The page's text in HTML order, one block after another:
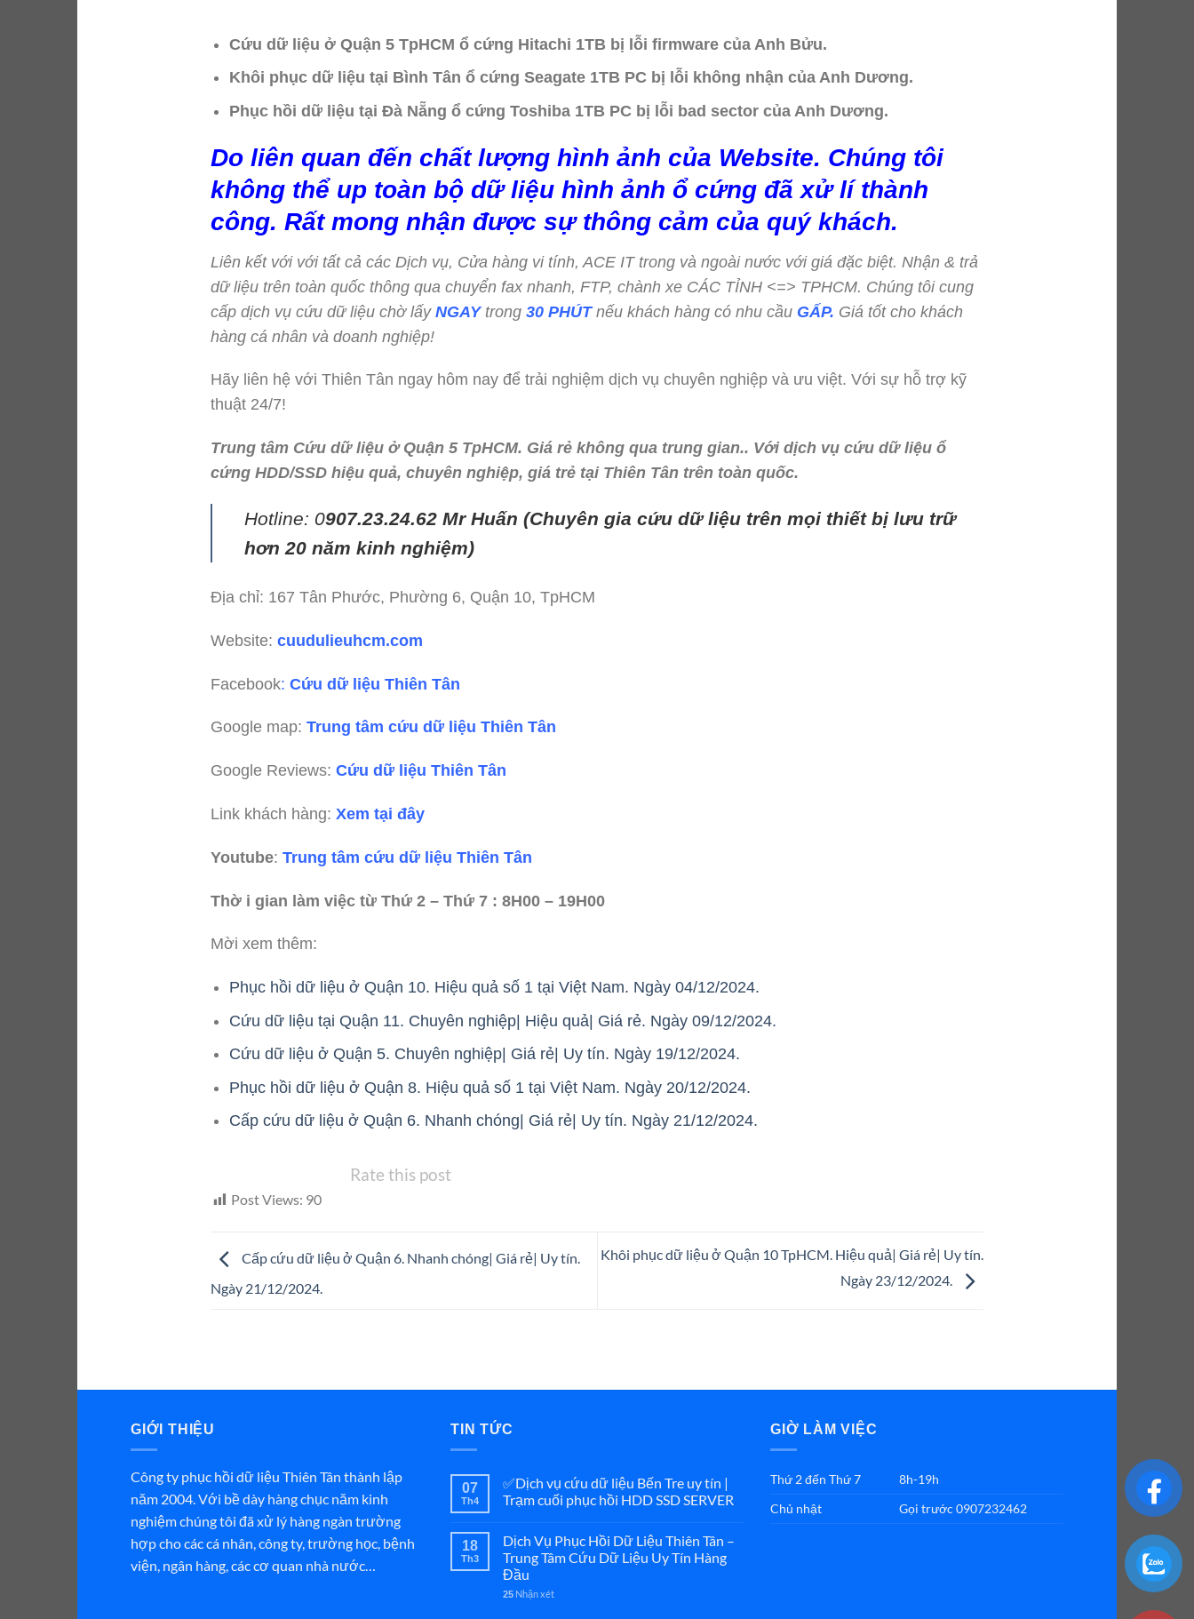
Cứu dữ liệu ở Quận 5 TpHCM ổ cứng Hitachi 1TB bị lỗi firmware của Anh Bửu.
Khôi phục dữ liệu tại Bình Tân ổ cứng Seagate 1TB PC bị lỗi không nhận của Anh Dương.
Phục hồi dữ liệu tại Đà Nẵng ổ cứng Toshiba 1TB PC bị lỗi bad sector của Anh Dương.
Do liên quan đến chất lượng hình ảnh của Website. Chúng tôi
không thể up toàn bộ dữ liệu hình ảnh ổ cứng đã xử lí thành
công. Rất mong nhận được sự thông cảm của quý khách.
Liên kết với với tất cả các Dịch vụ, Cửa hàng vi tính, ACE IT trong và ngoài nước với giá đặc biệt. Nhận & trả
dữ liệu trên toàn quốc thông qua chuyển fax nhanh, FTP, chành xe CÁC TỈNH <=> TPHCM. Chúng tôi cung
cấp dịch vụ cứu dữ liệu chờ lấy NGAYtrong 30 PHÚTnếu khách hàng có nhu cầu GẤP. Giá tốt cho khách
hàng cá nhân và doanh nghiệp!
Hãy liên hệ với Thiên Tân ngay hôm nay để trải nghiệm dịch vụ chuyên nghiệp và ưu việt. Với sự hỗ trợ kỹ
thuật 24/7!
Trung tâm Cứu dữ liệu ở Quận 5 TpHCM. Giá rẻ không qua trung gian.. Với dịch vụ cứu dữ liệu ổ
cứng HDD/SSD hiệu quả, chuyên nghiệp, giá trẻ tại Thiên Tân trên toàn quốc.
Hotline: 0907.23.24.62 Mr Huấn (Chuyên gia cứu dữ liệu trên mọi thiết bị lưu trữ
hơn 20 năm kinh nghiệm)
Địa chỉ: 167 Tân Phước, Phường 6, Quận 10, TpHCM
Website: cuudulieuhcm.com
Facebook: Cứu dữ liệu Thiên Tân
Google map: Trung tâm cứu dữ liệu Thiên Tân
Google Reviews: Cứu dữ liệu Thiên Tân
Link khách hàng: Xem tại đây
Youtube: Trung tâm cứu dữ liệu Thiên Tân
Thờ i gian làm việc từ Thứ 2 – Thứ 7 : 8H00 – 19H00
Mời xem thêm:
Phục hồi dữ liệu ở Quận 10. Hiệu quả số 1 tại Việt Nam. Ngày 04/12/2024.
Cứu dữ liệu tại Quận 11. Chuyên nghiệp| Hiệu quả| Giá rẻ. Ngày 09/12/2024.
Cứu dữ liệu ở Quận 5. Chuyên nghiệp| Giá rẻ| Uy tín. Ngày 19/12/2024.
Phục hồi dữ liệu ở Quận 8. Hiệu quả số 1 tại Việt Nam. Ngày 20/12/2024.
Cấp cứu dữ liệu ở Quận 6. Nhanh chóng| Giá rẻ| Uy tín. Ngày 21/12/2024.
Rate this post
Post Views: 90
Cấp cứu dữ liệu ở Quận 6. Nhanh chóng| Giá rẻ| Uy tín.
Ngày 21/12/2024.
Khôi phục dữ liệu ở Quận 10 TpHCM. Hiệu quả| Giá rẻ| Uy tín.
Ngày 23/12/2024.
GIỚI THIỆU
Công ty phục hồi dữ liệu Thiên Tân thành lập
năm 2004. Với bề dày hàng chục năm kinh
nghiệm chúng tôi đã xử lý hàng ngàn trường
hợp cho các cá nhân, công ty, trường học, bệnh
viện, ngân hàng, các cơ quan nhà nước…
TIN TỨC
07
Th4
✅Dịch vụ cứu dữ liệu Bến Tre uy tín |
Trạm cuối phục hồi HDD SSD SERVER
18
Th3
Dịch Vụ Phục Hồi Dữ Liệu Thiên Tân –
Trung Tâm Cứu Dữ Liệu Uy Tín Hàng
Đầu
25 Nhận xét
GIỜ LÀM VIỆC
Thứ 2 đến Thứ 7
8h-19h
Chủ nhật
Gọi trước 0907232462